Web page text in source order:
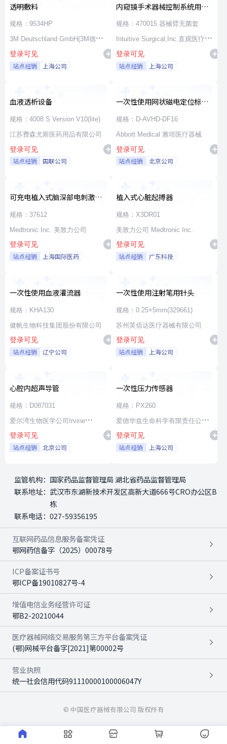
透明敷料
规格：9534HP
3M Deutschland GmbH(3M德国
公司)
登录可见
站点经销 上海公司
内窥镜手术器械控制系统用无
源器械和附件
规格：470015 器械臂无菌套
Intuitive Surgical,Inc.直观医疗公
司
登录可见
站点经销 上海公司
血液透析设备
规格：4008 S Version V10(lite)
江苏费森尤斯医药用品有限公司
登录可见
站点经销 国联公司
一次性使用网状磁电定位标测
导管
规格：D-AVHD-DF16
Abbott Medical 雅培医疗器械
登录可见
站点经销 北京公司
可充电植入式脑深部电刺激脉
冲发生器套件
规格：37612
Medtronic Inc. 美敦力公司
登录可见
站点经销 上海国际医药
植入式心脏起搏器
规格：X3DR01
美敦力公司 Medtronic Inc.
登录可见
站点经销 广东科技
一次性使用血液灌流器
规格：KHA130
健帆生物科技集团股份有限公司
登录可见
站点经销 辽宁公司
一次性使用注射笔用针头
规格：0.25×5mm(329661)
苏州英佰达医疗器械有限公司
登录可见
站点经销 上海公司
心腔内超声导管
规格：D087031
爱尔湾生物医学公司Irvine
Biomedical,Inc. a St. Jude
Medical Company
登录可见
站点经销 北京公司
一次性压力传感器
规格：PX260
爱德华兹生命科学有限责任公司
Edwards Lifesciences LLC
登录可见
站点经销 上海公司
监管机构： 国家药品监督管理局 湖北省药品监督管理局
联系地址： 武汉市东湖新技术开发区高新大道666号CRO办公区B
栋
联系电话： 027-59356195
互联网药品信息服务备案凭证
鄂网药信备字（2025）00078号
ICP备案证书号
鄂ICP备19010827号-4
增值电信业务经营许可证
鄂B2-20210044
医疗器械网络交易服务第三方平台备案凭证
(鄂)网械平台备字[2021]第00002号
营业执照
统一社会信用代码91110000100006047Y
© 中国医疗器械有限公司 版权所有